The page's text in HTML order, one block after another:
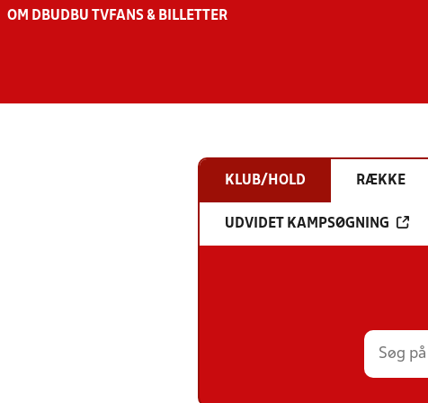
OM DBU DBU TV FANS & BILLETTER
KLUB/HOLD RÆKKE
UDVIDET KAMPSØGNING